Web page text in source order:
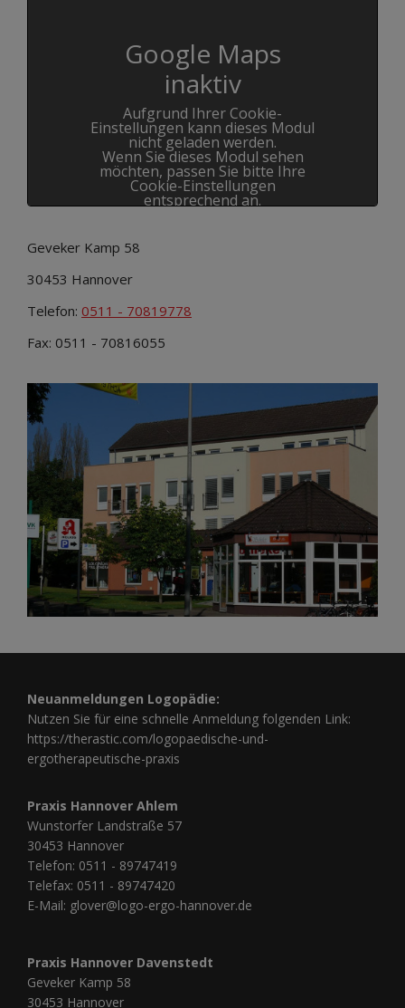
Google Maps
inaktiv
Aufgrund Ihrer Cookie-
Einstellungen kann dieses Modul
nicht geladen werden.
Wenn Sie dieses Modul sehen
möchten, passen Sie bitte Ihre
Cookie-Einstellungen
entsprechend an.
Geveker Kamp 58
30453 Hannover
Telefon: 0511 - 70819778
Fax: 0511 - 70816055
Neuanmeldungen Logopädie:
Nutzen Sie für eine schnelle Anmeldung folgenden Link:
https://therastic.com/logopaedische-und-
ergotherapeutische-praxis
Praxis Hannover Ahlem
Wunstorfer Landstraße 57
30453 Hannover
Telefon: 0511 - 89747419
Telefax: 0511 - 89747420
E-Mail: glover@logo-ergo-hannover.de
Praxis Hannover Davenstedt
Geveker Kamp 58
30453 Hannover